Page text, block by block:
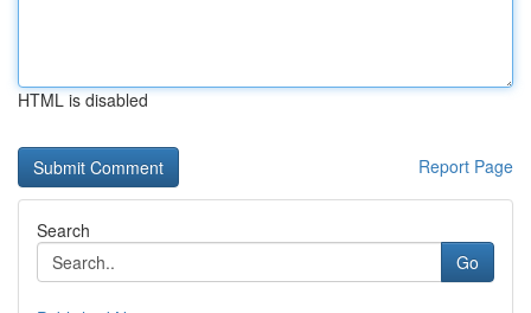
HTML is disabled
Report Page
Search
Go